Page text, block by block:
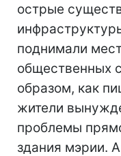
острые
поднимали
общественных
образом, как
жители
проблемы
здания мэрии.